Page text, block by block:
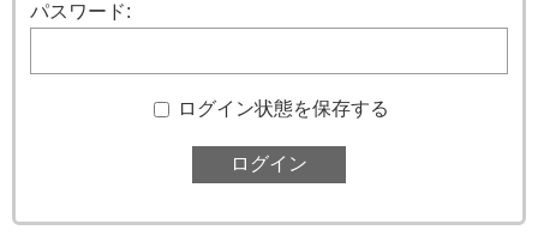
パスワード:
ログイン状態を保存する